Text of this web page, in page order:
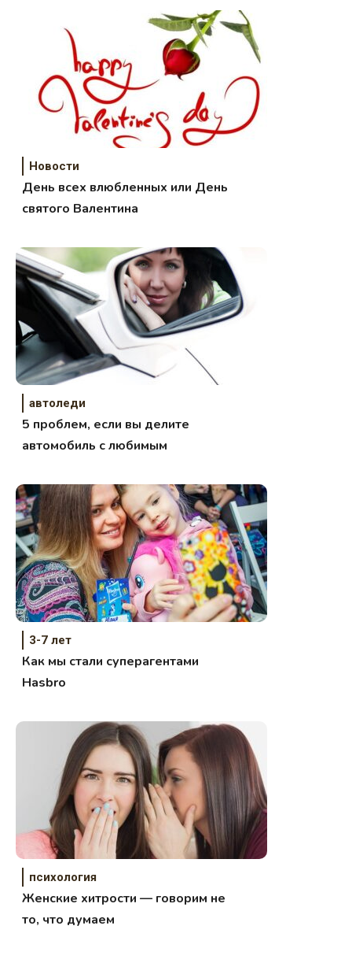
Новости
День всех влюбленных или День
святого Валентина
автоледи
5 проблем, если вы делите
автомобиль с любимым
3-7 лет
Как мы стали суперагентами
Hasbro
психология
Женские хитрости — говорим не
то, что думаем